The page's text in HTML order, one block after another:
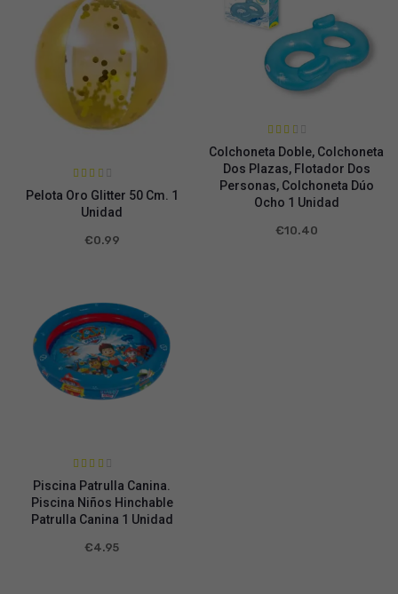
do en
2.55
de 5
Pelota Oro Glitter 50 Cm. 1
Unidad
€0.99
do en
de 5
Colchoneta Doble, Colchoneta
Dos Plazas, Flotador Dos
Personas, Colchoneta Dúo
Ocho 1 Unidad
€10.40
o en
2.93de
5
Piscina Patrulla Canina.
Piscina Niños Hinchable
Patrulla Canina 1 Unidad
€4.95